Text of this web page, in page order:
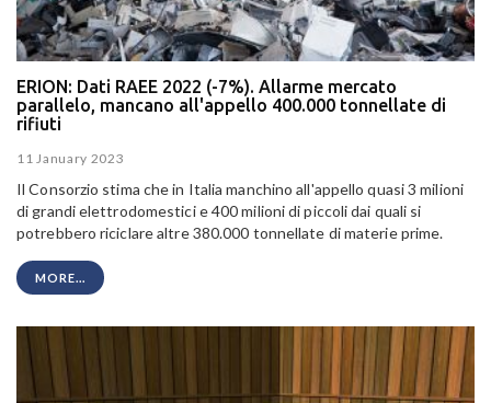
ERION: Dati RAEE 2022 (-7%). Allarme mercato
parallelo, mancano all'appello 400.000 tonnellate di
rifiuti
11 January 2023
Il Consorzio stima che in Italia manchino all'appello quasi 3 milioni
di grandi elettrodomestici e 400 milioni di piccoli dai quali si
potrebbero riciclare altre 380.000 tonnellate di materie prime.
MORE...